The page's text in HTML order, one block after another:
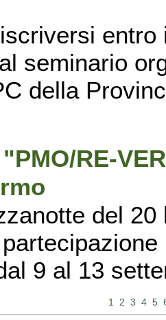
seminario
della
RE-
del
9 al 13
1 2 3 4 5